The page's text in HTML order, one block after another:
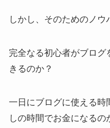
しかし、そのためのノウ
完全なる初心者がブロ
きるのか？
一日にブログに使える時
しの時間でお金になるの